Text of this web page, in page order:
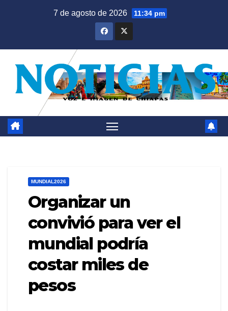
7 de agosto de 2026 11:34 pm
MUNDIAL2026
Organizar un
convivió para ver el
mundial podría
costar miles de
pesos